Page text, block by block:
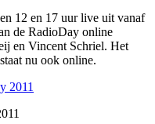
12 en 17 uur live uit vanaf
de RadioDay online
en Vincent Schriel. Het
nu ook online.
2011